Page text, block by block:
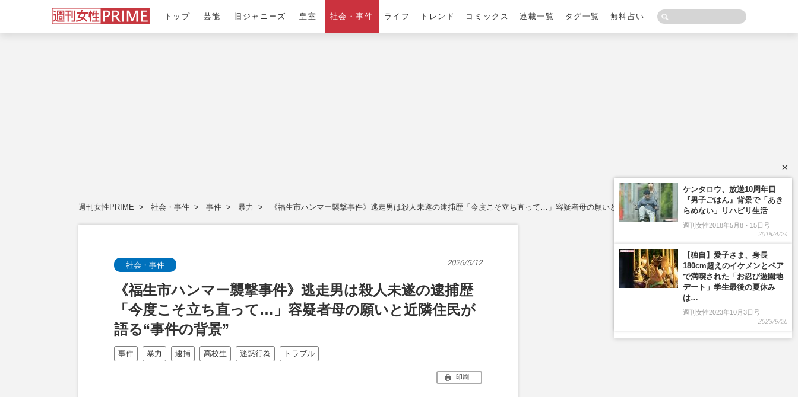
トップ 芸能 旧ジャニーズ 皇室 社会・事件 ライフ トレンド コミックス 連載一覧 タグ一覧 無料占い
週刊女性PRIME 社会・事件 事件 暴力 《福生市ハンマー襲撃事件》逃走男は殺人未遂の逮捕歴「今度こそ立ち直って…」容疑者母の願いと近隣住民が語る“事件の背景”
社会・事件 2026/5/12
《福生市ハンマー襲撃事件》逃走男は殺人未遂の逮捕歴
「今度こそ立ち直って…」容疑者母の願いと近隣住民が
語る“事件の背景”
事件 暴力 逮捕 高校生 迷惑行為 トラブル
印刷
×